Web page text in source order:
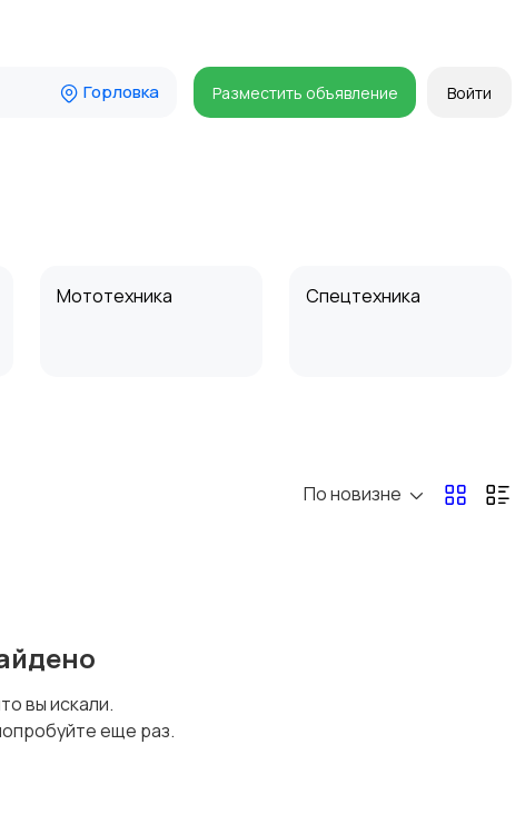
Горловка Разместить объявление Войти
Мототехника Спецтехника
По новизне
вы искали.
еще раз.